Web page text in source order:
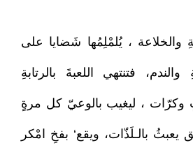
والخلاعة ، يُلمْلِمُها شَضايا على
والندم، فتنتهي اللعبةَ بالرتابةِ
وكرّات ، ليغيب بالوعيّ كل مرةٍ
يعبثُ بالـلَذّات، ويقع‘ بفخِ امْكر